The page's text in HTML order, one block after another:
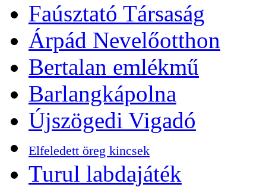
Faúsztató Társaság
Árpád Nevelőotthon
Bertalan emlékmű
Barlangkápolna
Újszögedi Vigadó
Elfeledett öreg kincsek
Turul labdajáték